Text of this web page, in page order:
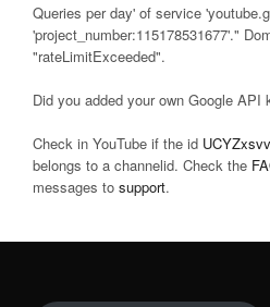
Queries per day' of service
'project_number:115178531677'."
"rateLimitExceeded".
Did you added your own Google API
Check in YouTube if the id
belongs to a channelid. Check the
messages to support.